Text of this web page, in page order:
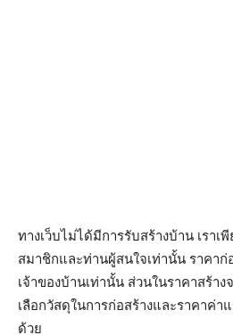
ทางเว็บไม่ได้มีการรับสร้างบ้าน เราเ
สมาชิกและท่านผู้สนใจเท่านั้น ราคาก่
เจ้าของบ้านเท่านั้น ส่วนในราคาสร้า
เลือกวัสดุในการก่อสร้างและราคาค่า
ด้วย